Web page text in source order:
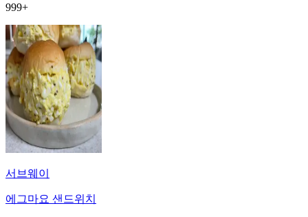
999+
서브웨이
에그마요 샌드위치